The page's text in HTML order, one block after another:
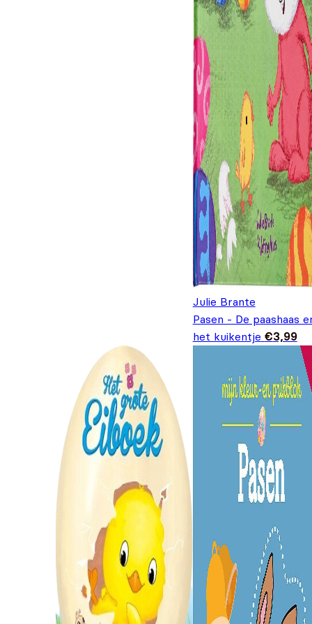
Julie Brante
Pasen - De paashaas
het kuikentje €3,99